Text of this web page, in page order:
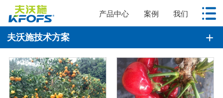
产品中心 案例 我们
夫沃施技术方案